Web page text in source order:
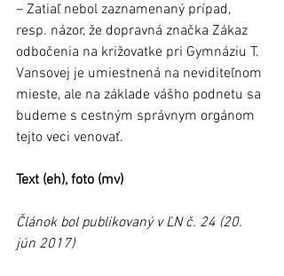
– Zatiaľ nebol zaznamenaný prípad,
resp. názor, že dopravná značka Zákaz
odbočenia na križovatke pri Gymnáziu T.
Vansovej je umiestnená na neviditeľnom
mieste, ale na základe vášho podnetu sa
budeme s cestným správnym orgánom
tejto veci venovať.
Text (eh), foto (mv)
Článok bol publikovaný v ĽN č. 24 (20.
jún 2017)